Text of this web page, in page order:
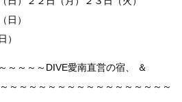
日）
）
～～～～DIVE愛南直営の宿、 ＆
～～～～～～～～～～～～～～～～